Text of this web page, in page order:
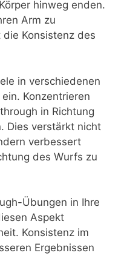
hinweg enden.
Arm zu
Konsistenz des
in verschiedenen
Konzentrieren
in Richtung
Dies verstärkt nicht
verbessert
des Wurfs zu
Übungen in Ihre
Aspekt
Konsistenz im
Ergebnissen